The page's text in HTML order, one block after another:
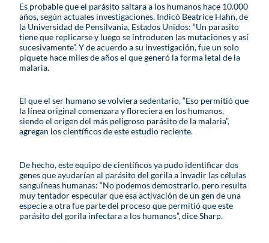
Es probable que el parásito saltara a los humanos hace 10.000
años, según actuales investigaciones. Indicó Beatrice Hahn, de
la Universidad de Pensilvania, Estados Unidos: “Un parasito
tiene que replicarse y luego se introducen las mutaciones y así
sucesivamente”. Y de acuerdo a su investigación, fue un solo
piquete hace miles de años el que generó la forma letal de la
malaria.
El que el ser humano se volviera sedentario, “Eso permitió que
la línea original comenzara y floreciera en los humanos,
siendo el origen del más peligroso parásito de la malaria”,
agregan los científicos de este estudio reciente.
De hecho, este equipo de científicos ya pudo identificar dos
genes que ayudarían al parásito del gorila a invadir las células
sanguíneas humanas: “No podemos demostrarlo, pero resulta
muy tentador especular que esa activación de un gen de una
especie a otra fue parte del proceso que permitió que este
parásito del gorila infectara a los humanos”, dice Sharp.